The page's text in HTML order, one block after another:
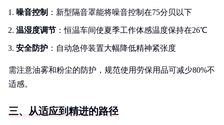
噪音控制 ：新型隔音罩能将噪音控制在75分贝以下
温湿度调节 ：恒温车间使夏季工作体感温度保持在26℃
安全防护 ：自动急停装置大幅降低精神紧张度
需注意油雾和粉尘的防护，规范使用劳保用品可减少80%不
适感。
三、从适应到精进的路径